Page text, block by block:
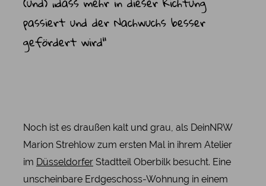
passiert und der Nachwuchs besser
gefördert wird“
Noch ist es draußen kalt und grau, als DeinNRW
Marion Strehlow zum ersten Mal in ihrem Atelier
im DüsseldorferStadtteil Oberbilk besucht. Eine
unscheinbare Erdgeschoss-Wohnung in einem